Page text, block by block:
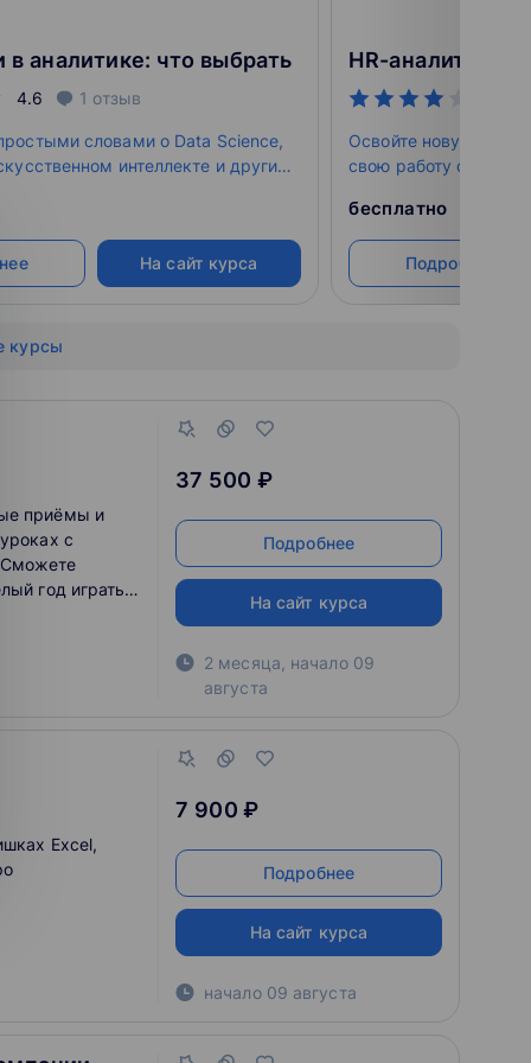
аналитике: что выбрать
4.6 1 отзыв
словами о Data Science,
интеллекте и других
с инструментами
• Получите пошаговый
что нужно для старта в сфере
На сайт курса
HR-аналитика
Освойте новую
свою работу
бесплатно
Подробнее
курсы
приёмы и
с
год играть
37 500 ₽
Подробнее
На сайт курса
2 месяца начало 09
августа
Excel,
7 900 ₽
Подробнее
На сайт курса
начало 09 августа